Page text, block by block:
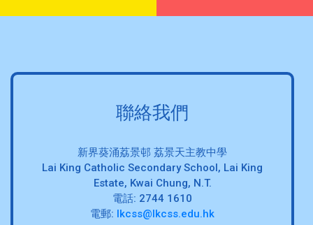
聯絡我們
新界葵涌荔景邨 荔景天主教中學
Lai King Catholic Secondary School, Lai King
Estate, Kwai Chung, N.T.
電話: 2744 1610
電郵: lkcss@lkcss.edu.hk